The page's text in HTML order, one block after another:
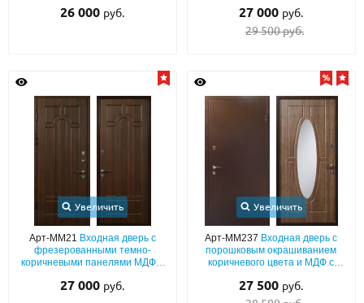
Москве и МО
НАЙТИ:
ПН-СБ - с 9:00 до 21:00, ВС - до 19:00
+7 (495) 411-44-41
ЗАПРОСИТЬ РАСЧЕТ
Каталог Распродажа Как купить
Записаться на замер
26 000 руб. 27 000 руб.
29 500 руб.
Увеличить
Арт-ММ21 Входная дверь с
фрезерованными темно-
коричневыми панелями МДФ с
27 000 руб.
Увеличить
Арт-ММ237 Входная дверь с
порошковым окрашиванием
коричневого цвета и МДФ с
27 500 руб.